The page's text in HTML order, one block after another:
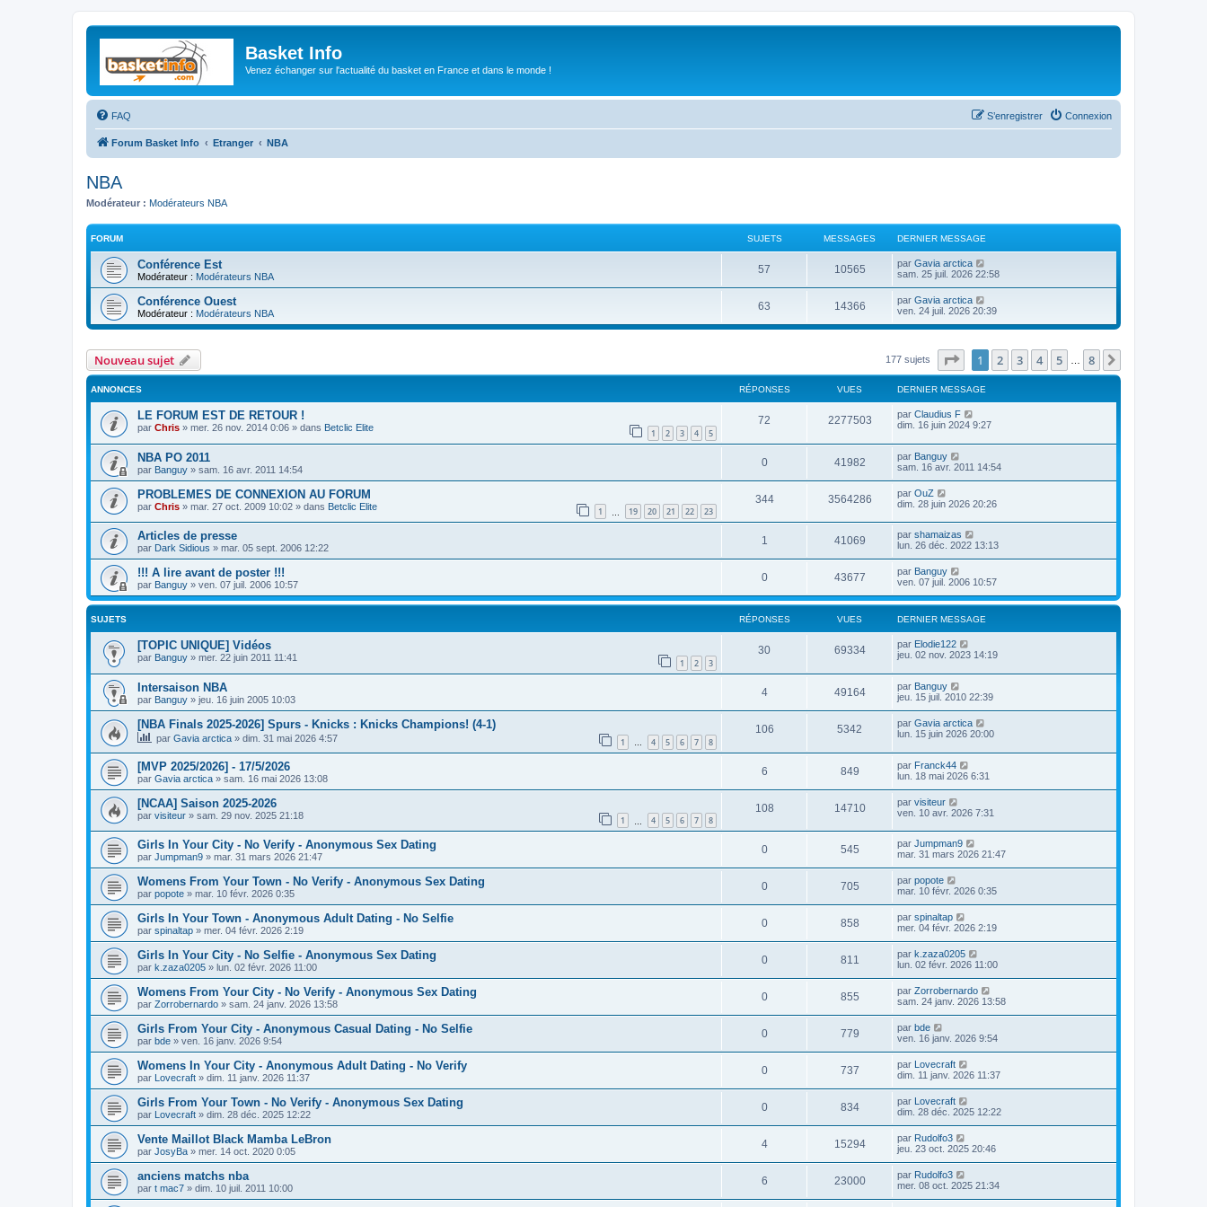
Basket Info
Venez échanger sur l'actualité du basket en France et dans le monde !
FAQ Connexion
S’enregistrer
Forum Basket Info Etranger NBA
NBA
Modérateur : Modérateurs NBA
FORUM SUJETS MESSAGES DERNIER MESSAGE
Conférence Est
Modérateur : Modérateurs NBA
57 10565 par Gavia arctica
o
l
e
d
r
i
r
m
s
a
e
sam. 25 juil. 2026 22:58
Conférence Ouest
Modérateur : Modérateurs NBA
63 14366 par Gavia arctica
o
r
e
e
n
r
s
a
e
ven. 24 juil. 2026 20:39
Nouveau sujet 177 sujets Page sur8
1 2 3 4 5 8
ANNONCES RÉPONSES VUES DERNIER MESSAGE
LE FORUM EST DE RETOUR !
par Chris » mer. 26 nov. 2014 0:06 » dans Betclic Elite 1 2 3 4 5
72 2277503 par Claudius F
dim. 16 juin 2024 9:27
NBA PO 2011
par Banguy » sam. 16 avr. 2011 14:54
0 41982 par Banguy
sam. 16 avr. 2011 14:54
PROBLEMES DE CONNEXION AU FORUM
par Chris » mar. 27 oct. 2009 10:02 » dans Betclic Elite 1 19 20 21 22 23
344 3564286 par OuZ
dim. 28 juin 2026 20:26
Articles de presse
par Dark Sidious » mar. 05 sept. 2006 12:22
1 41069 par shamaizas
lun. 26 déc. 2022 13:13
!!! A lire avant de poster !!!
par Banguy » ven. 07 juil. 2006 10:57
0 43677 par Banguy
ven. 07 juil. 2006 10:57
SUJETS RÉPONSES VUES DERNIER MESSAGE
[TOPIC UNIQUE] Vidéos
par Banguy » mer. 22 juin 2011 11:41 1 2 3
30 69334 par Elodie122
jeu. 02 nov. 2023 14:19
Intersaison NBA
par Banguy » jeu. 16 juin 2005 10:03
4 49164 par Banguy
jeu. 15 juil. 2010 22:39
[NBA Finals 2025-2026] Spurs - Knicks : Knicks Champions! (4-1)
par Gavia arctica » dim. 31 mai 2026 4:57 1 … 4 5 6 7 8
106 5342 par Gavia arctica
lun. 15 juin 2026 20:00
[MVP 2025/2026] - 17/5/2026
par Gavia arctica » sam. 16 mai 2026 13:08
6 849 par Franck44
lun. 18 mai 2026 6:31
[NCAA] Saison 2025-2026
par visiteur » sam. 29 nov. 2025 21:18 1 4 5 6 7 8
108 14710 par visiteur
ven. 10 avr. 2026 7:31
Girls In Your City - No Verify - Anonymous Sex Dating
par Jumpman9 » mar. 31 mars 2026 21:47
0 545 par Jumpman9
mar. 31 mars 2026 21:47
Womens From Your Town - No Verify - Anonymous Sex Dating
par popote » mar. 10 févr. 2026 0:35
0 705 par popote
mar. 10 févr. 2026 0:35
Girls In Your Town - Anonymous Adult Dating - No Selfie
par spinaltap » mer. 04 févr. 2026 2:19
0 858 par spinaltap
mer. 04 févr. 2026 2:19
Girls In Your City - No Selfie - Anonymous Sex Dating
par k.zaza0205 » lun. 02 févr. 2026 11:00
0 811 par k.zaza0205
lun. 02 févr. 2026 11:00
Womens From Your City - No Verify - Anonymous Sex Dating
par Zorrobernardo » sam. 24 janv. 2026 13:58
0 855 par Zorrobernardo
sam. 24 janv. 2026 13:58
Girls From Your City - Anonymous Casual Dating - No Selfie
par bde » ven. 16 janv. 2026 9:54
0 779 par bde
ven. 16 janv. 2026 9:54
Womens In Your City - Anonymous Adult Dating - No Verify
par Lovecraft » dim. 11 janv. 2026 11:37
0 737 par
Lovecraft
dim. 11 janv. 2026 11:37
Girls From Your Town - No Verify - Anonymous Sex Dating
par Lovecraft » dim. 28 déc. 2025 12:22
0 834 par
Lovecraft
dim. 28 déc. 2025 12:22
Vente Maillot Black Mamba LeBron
par JosyBa » mer. 14 oct. 2020 0:05
4 15294 par Rudolfo3
jeu. 23 oct. 2025 20:46
anciens matchs nba
par t mac7 » dim. 10 juil. 2011 10:00
6 23000 par Rudolfo3
mer. 08 oct. 2025 21:34